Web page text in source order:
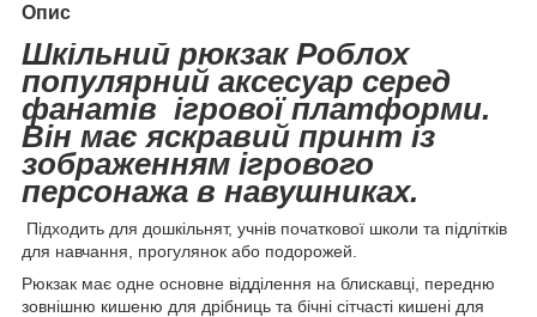
Опис
Шкільний рюкзак Роблох
популярний аксесуар серед
фанатів ігрової платформи.
Він має яскравий принт із
зображенням ігрового
персонажа в навушниках.
Підходить для дошкільнят, учнів початкової школи та підлітків
для навчання, прогулянок або подорожей.
Рюкзак має одне основне відділення на блискавці, передню
зовнішню кишеню для дрібниць та бічні сітчасті кишені для